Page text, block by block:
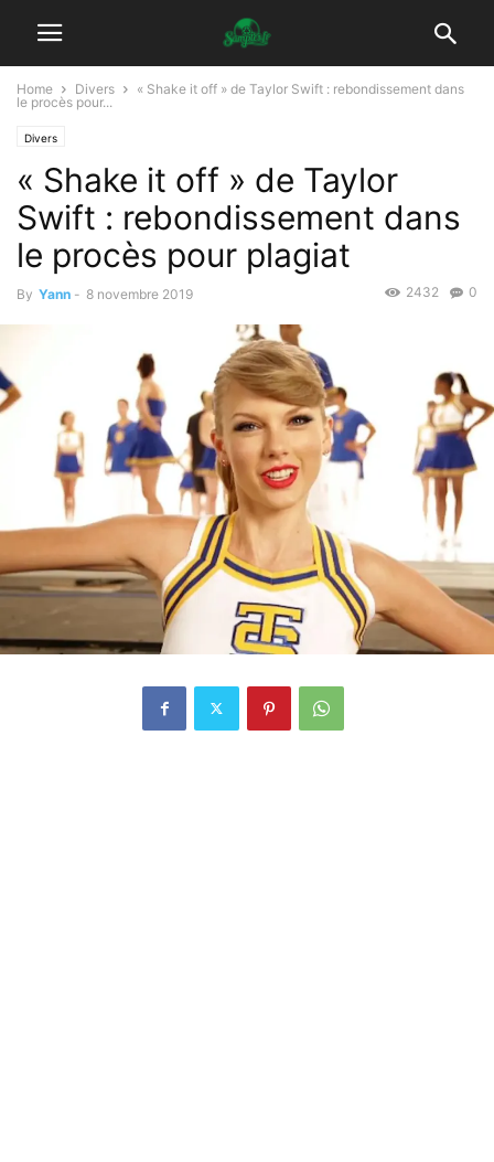
Home Divers
« Shake it off » de Taylor Swift : rebondissement dans
le procès pour...
Divers
« Shake it off » de Taylor
Swift : rebondissement dans
le procès pour plagiat
By Yann - 8 novembre 2019 0
2432